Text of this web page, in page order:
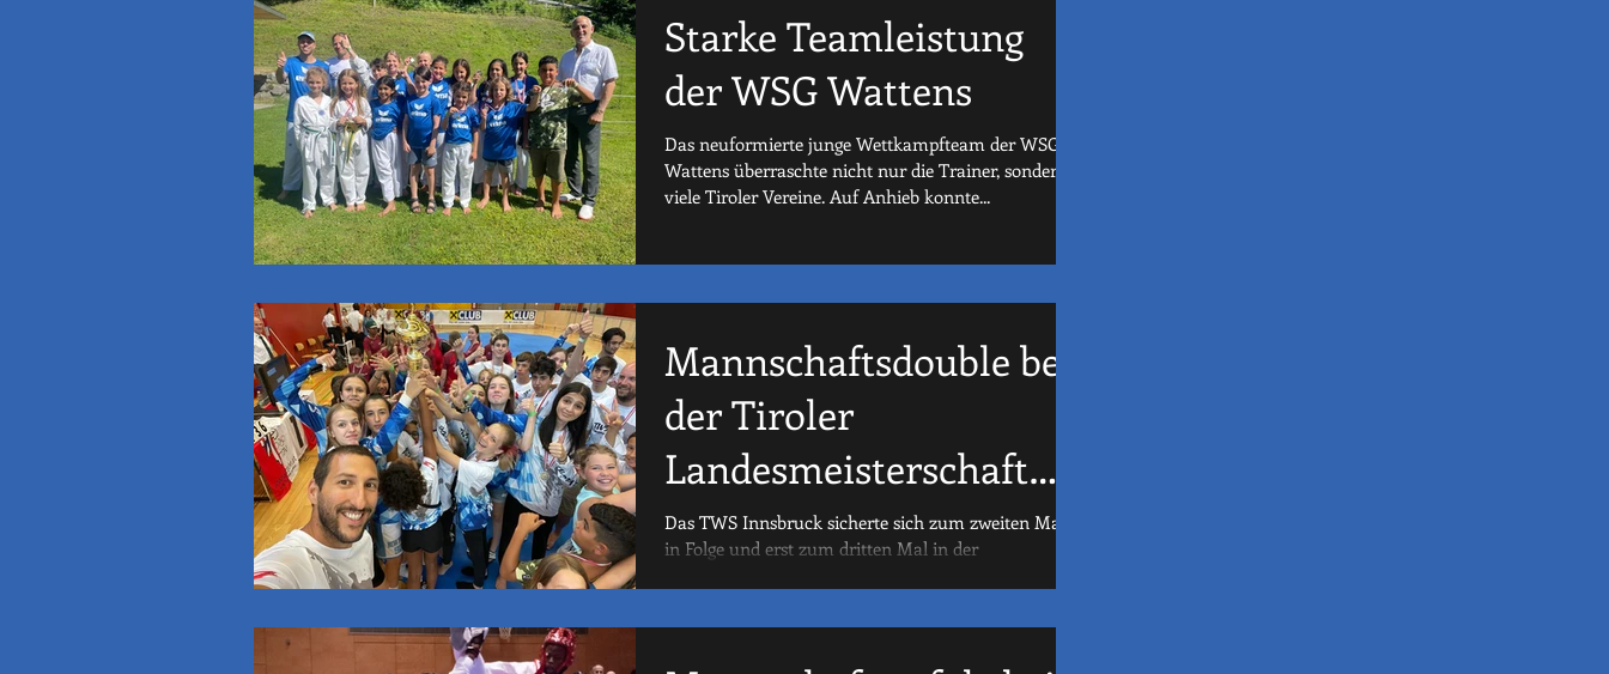
Starke Teamleistung
der WSG Wattens
Das neuformierte junge Wettkampfteam der WSG
Wattens überraschte nicht nur die Trainer, sondern
viele Tiroler Vereine. Auf Anhieb konnte...
Mannschaftsdouble bei
der Tiroler
Landesmeisterschaft
2022
Das TWS Innsbruck sicherte sich zum zweiten Mal
in Folge und erst zum dritten Mal in der